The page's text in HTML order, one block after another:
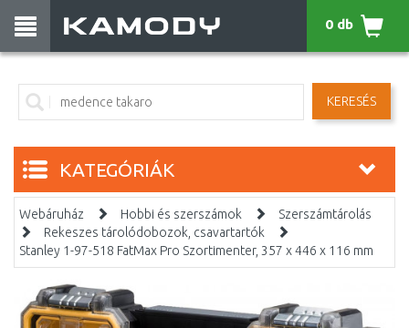
KERESÉS
0 db
KATEGÓRIÁK
Webáruház Hobbi és szerszámok
Szerszámtárolás
Rekeszes tárolódobozok, csavartartók
Stanley 1-97-518 FatMax Pro Szortimenter, 357 x 446 x 116 mm